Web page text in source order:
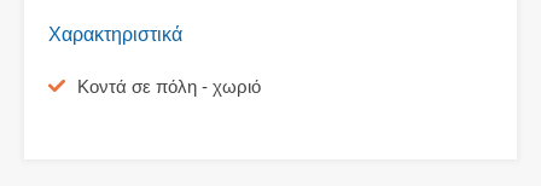
Χαρακτηριστικά
Κοντά σε πόλη - χωριό